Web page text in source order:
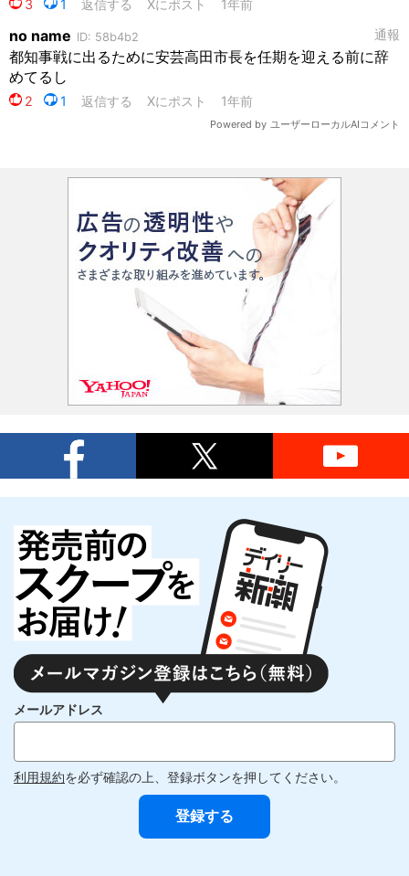
メールアドレス
利用規約を必ず確認の上、登録ボタンを押してください。